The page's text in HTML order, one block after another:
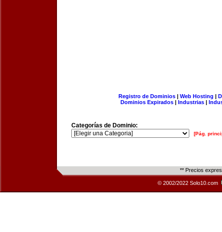
Registro de Dominios| Web Hosting |
Dominios Expirados | Industrias |
Categorías de Dominio:
[Pág.
** Precios
© 2002/2022 Solo10.com